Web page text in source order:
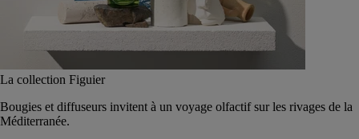
La collection Figuier
Bougies et diffuseurs invitent à un voyage olfactif sur les rivages de la
Méditerranée.